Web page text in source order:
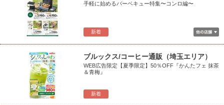
新着
手軽に始めるバーベキュー特集〜コンロ編〜
新着
ブルックス/コーヒー通販（埼玉エリア）
WEB広告限定【夏季限定】50％OFF『かんたフェ 抹茶
＆青梅』